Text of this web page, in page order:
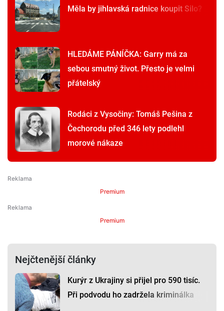
Měla by jihlavská radnice koupit Silo?
HLEDÁME PÁNÍČKA: Garry má za
sebou smutný život. Přesto je velmi
přátelský
Rodáci z Vysočiny: Tomáš Pešina z
Čechorodu před 346 lety podlehl
morové nákaze
Premium
Premium
Nejčtenější články
Kurýr z Ukrajiny si přijel pro 590 tisíc.
Při podvodu ho zadržela kriminálka